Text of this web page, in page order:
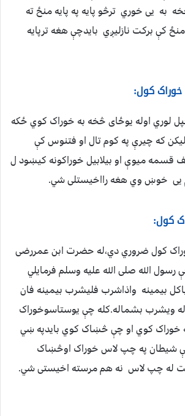
به یی خوري ترڅو پایه په پایه منځ ته
کې برکت نازلیږي بایدچې هغه ترپایه
لوري اوله يوځای څخه به خوراک کوي ځکه
که چیرې په کوم تال او فتنوس کې
قسمه میوې او بیلابیل خوراکونه کيښود ل
یی خوښ وي هغه رااخیستلی شي.
کول ضروري دي،له حضرت ابن عمررضی
رسول الله صلی الله علیه وسلم فرمایلي
بیمینه واذاشرب فلیشرب بیمینه فان
ویشرب بشماله.کله چې یوستاسوخوراک
خوراک کوي او چې څښاک کوي بایدپه ښي
شیطان په چپ لاس خوراک اوڅښاک
له چپ لاس نه هم مرسته اخیستی شي.